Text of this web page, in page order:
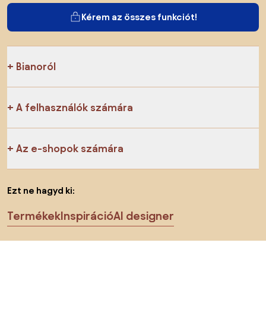
Kérem az összes funkciót!
Bianoról
A felhasználók számára
Az e-shopok számára
Ezt ne hagyd ki:
TermékekInspirációAI designer